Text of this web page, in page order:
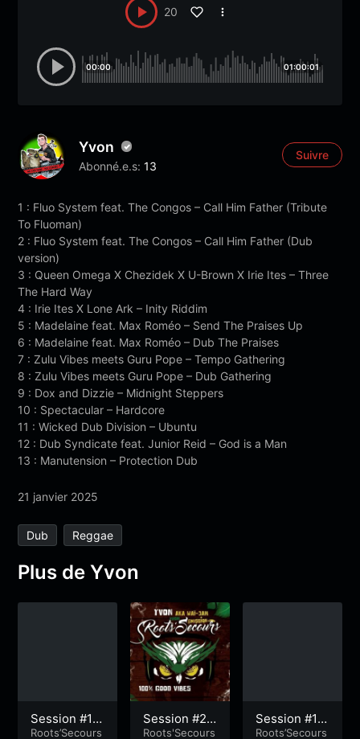
20
00:00 01:00:01
Yvon
Abonné.e.s: 13
Suivre
1 : Fluo System feat. The Congos – Call Him Father (Tribute
To Fluoman)
2 : Fluo System feat. The Congos – Call Him Father (Dub
version)
3 : Queen Omega X Chezidek X U-Brown X Irie Ites – Three
The Hard Way
4 : Irie Ites X Lone Ark – Inity Riddim
5 : Madelaine feat. Max Roméo – Send The Praises Up
6 : Madelaine feat. Max Roméo – Dub The Praises
7 : Zulu Vibes meets Guru Pope – Tempo Gathering
8 : Zulu Vibes meets Guru Pope – Dub Gathering
9 : Dox and Dizzie – Midnight Steppers
10 : Spectacular – Hardcore
11 : Wicked Dub Division – Ubuntu
12 : Dub Syndicate feat. Junior Reid – God is a Man
13 : Manutension – Protection Dub
21 janvier 2025
Dub Reggae
Plus de Yvon
Session #13
4
Roots’Secours
Session #26
9
Roots'Secours
Session #13
8
Roots’Secours